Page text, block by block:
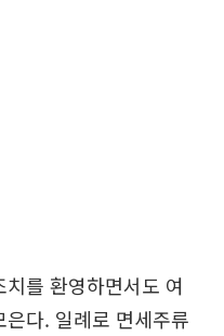
를 환영하면서도 여
다. 일례로 면세주류